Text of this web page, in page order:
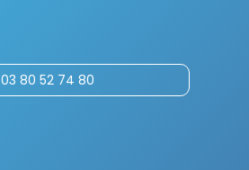
03 80 52 74 80